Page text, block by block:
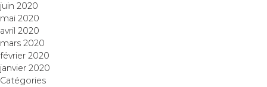
juin 2020
mai 2020
avril 2020
mars 2020
février 2020
janvier 2020
Catégories